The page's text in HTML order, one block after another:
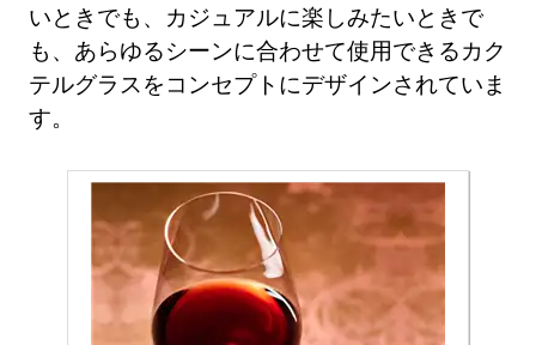
いときでも、カジュアルに楽しみたいときで
も、あらゆるシーンに合わせて使用できるカク
テルグラスをコンセプトにデザインされていま
す。